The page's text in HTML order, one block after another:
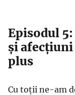
Episodul
și
plus
Cu toții ne-am